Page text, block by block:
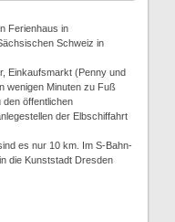
Ferienhaus in
Schweiz in
Einkaufsmarkt (Penny und
wenigen Minuten zu Fuß
den öffentlichen
der Elbschiffahrt
es nur 10 km. Im S-Bahn-
die Kunststadt Dresden